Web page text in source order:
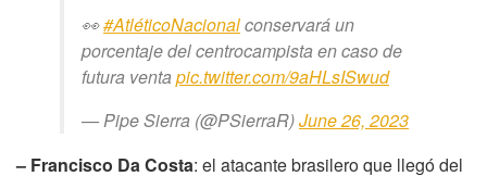
👀#AtléticoNacionalconservará un
porcentaje del centrocampista en caso de
futura ventapic.twitter.com/9aHLsISwud
— Pipe Sierra (@PSierraR)June 26, 2023
– Francisco Da Costa: el atacante brasilero que llegó del